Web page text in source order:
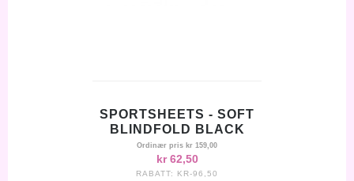
SPORTSHEETS - SOFT
BLINDFOLD BLACK
Ordinær pris kr 159,00
kr 62,50
RABATT: KR-96,50